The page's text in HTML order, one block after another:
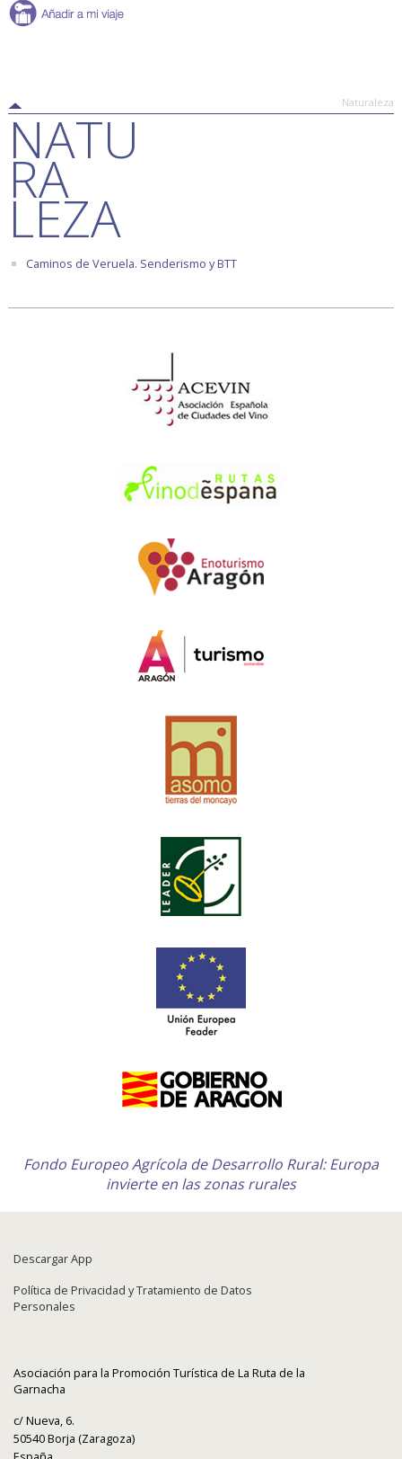
Naturaleza
NATU
RA
LEZA
Caminos de Veruela. Senderismo y BTT
Fondo Europeo Agrícola de Desarrollo Rural: Europa
invierte en las zonas rurales
Descargar App
Política de Privacidad y Tratamiento de Datos
Personales
Asociación para la Promoción Turística de La Ruta de la
Garnacha
c/ Nueva, 6.
50540 Borja (Zaragoza)